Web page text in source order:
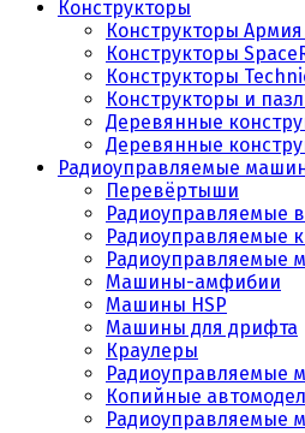
Конструкторы
Конструкторы
Конструкторы
Конструкторы
Конструкторы и
Деревянные
Деревянные
Радиоуправляемые
Перевёртыши
Радиоуправляемые
Радиоуправляемые
Радиоуправляемые
Машины-амфибии
Машины HSP
Машины для дрифта
Краулеры
Радиоуправляемые
Копийные
Радиоуправляемые